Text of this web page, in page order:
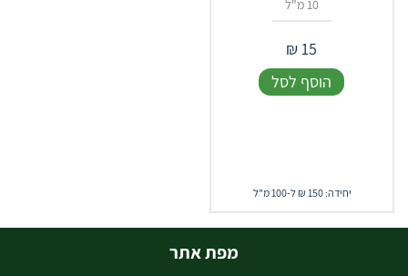
10 מ"ל
15
₪
הוסף לסל
יחידה: 150 ₪ ל-100 מ"ל
מפת אתר